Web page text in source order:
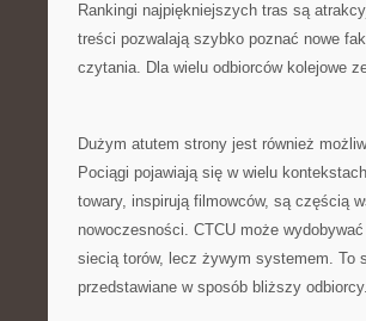
Rankingi najpiękniejszych tras są
treści pozwalają szybko poznać nowe
czytania. Dla wielu odbiorców kolejowe
Dużym atutem strony jest również
Pociągi pojawiają się w wielu
towary, inspirują filmowców, są częścią
nowoczesności. CTCU może
siecią torów, lecz żywym systemem. To
przedstawiane w sposób bliższy odbiorcy.